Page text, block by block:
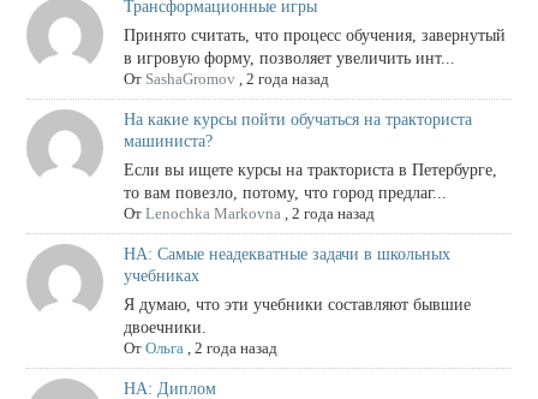
Трансформационные игры
Принято считать, что процесс обучения, завернутый
в игровую форму, позволяет увеличить инт...
От SashaGromov, 2 года назад
На какие курсы пойти обучаться на тракториста
машиниста?
Если вы ищете курсы на тракториста в Петербурге,
то вам повезло, потому, что город предлаг...
От Lenochka Markovna, 2 года назад
НА: Самые неадекватные задачи в школьных
учебниках
Я думаю, что эти учебники составляют бывшие
двоечники.
От Ольга, 2 года назад
НА: Диплом